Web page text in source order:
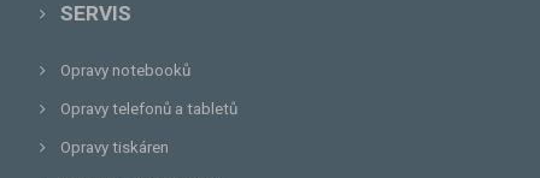
SERVIS
Opravy notebooků
Opravy telefonů a tabletů
Opravy tiskáren